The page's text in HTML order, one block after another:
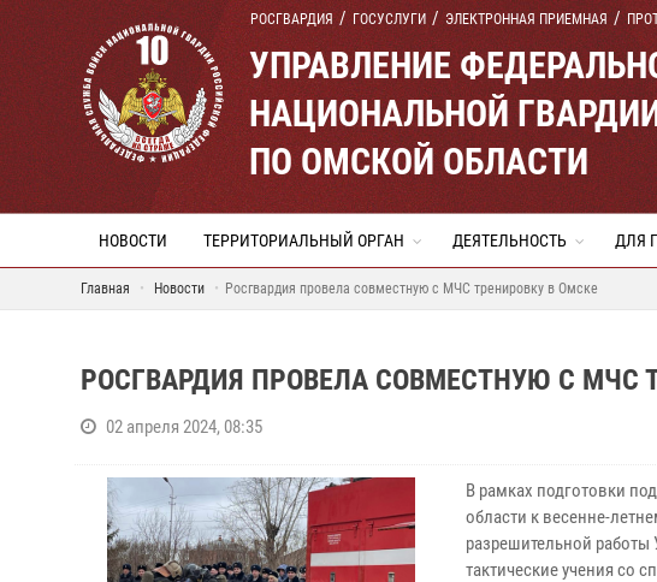
РОСГВАРДИЯ ГОСУСЛУГИ ЭЛЕКТРОННАЯ ПРИЕМНАЯ
УПРАВЛЕНИЕ
НАЦИОНАЛЬНОЙ
ПО ОМСКОЙ ОБЛАСТИ
НОВОСТИ ТЕРРИТОРИАЛЬНЫЙ ОРГАН ДЕЯТЕЛЬНОСТЬ ДЛЯ
Главная Новости Росгвардия провела совместную с МЧС тренировку в Омске
РОСГВАРДИЯ ПРОВЕЛА СОВМЕСТНУЮ С МЧС
02 апреля 2024, 08:35
В рамках подготовки
области к весенне-
разрешительной
тактические учения со